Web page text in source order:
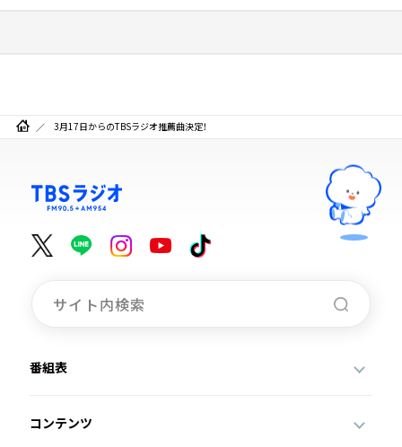
3月17日からのTBSラジオ推薦曲決定！
番組表
コンテンツ